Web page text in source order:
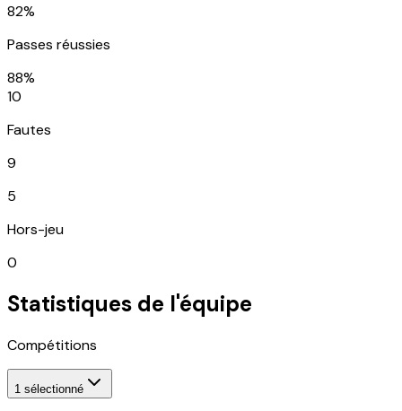
82%
Passes réussies
88%
10
Fautes
9
5
Hors-jeu
0
Statistiques de l'équipe
Compétitions
1 sélectionné